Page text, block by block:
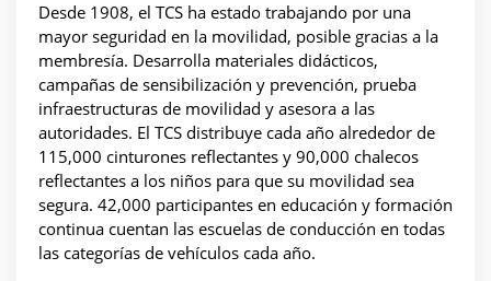
Desde 1908, el TCS ha estado trabajando por una
mayor seguridad en la movilidad, posible gracias a la
membresía. Desarrolla materiales didácticos,
campañas de sensibilización y prevención, prueba
infraestructuras de movilidad y asesora a las
autoridades. El TCS distribuye cada año alrededor de
115,000 cinturones reflectantes y 90,000 chalecos
reflectantes a los niños para que su movilidad sea
segura. 42,000 participantes en educación y formación
continua cuentan las escuelas de conducción en todas
las categorías de vehículos cada año.